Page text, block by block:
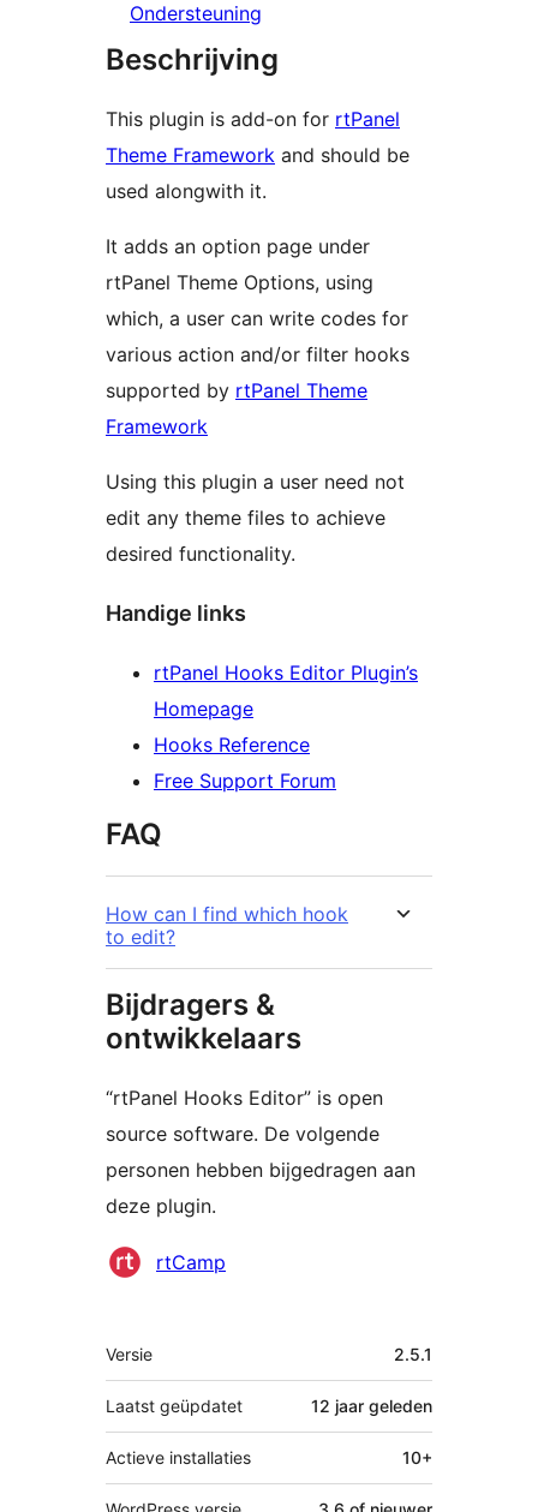
Ondersteuning
Beschrijving
This plugin is add-on for rtPanel
Theme Framework and should be
used alongwith it.
It adds an option page under
rtPanel Theme Options, using
which, a user can write codes for
various action and/or filter hooks
supported by rtPanel Theme
Framework
Using this plugin a user need not
edit any theme files to achieve
desired functionality.
Handige links
rtPanel Hooks Editor Plugin’s
Homepage
Hooks Reference
Free Support Forum
FAQ
How can I find which hook
to edit?
Bijdragers &
ontwikkelaars
“rtPanel Hooks Editor” is open
source software. De volgende
personen hebben bijgedragen aan
deze plugin.
Bijdragers
rtCamp
Meta
Versie 2.5.1
Laatst geüpdatet 12 jaar geleden
Actieve installaties 10+